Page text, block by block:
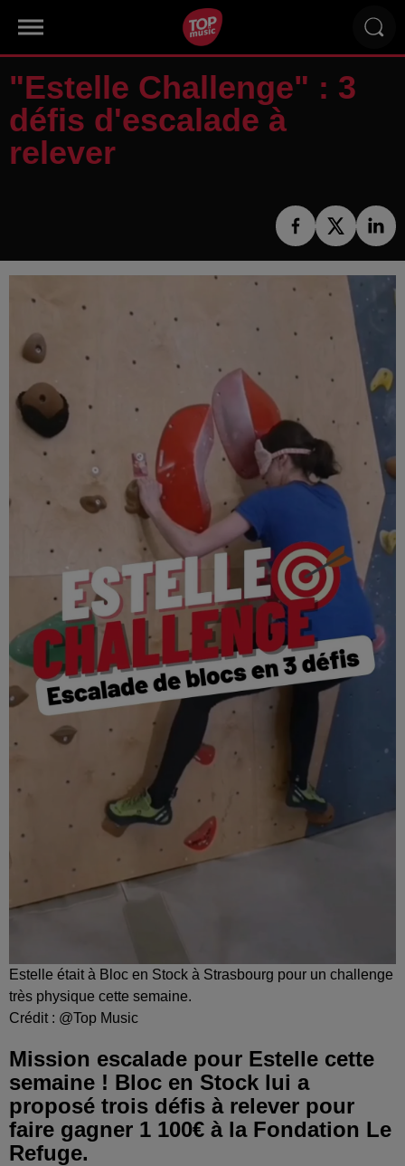
"Estelle Challenge" : 3
défis d'escalade à
relever
Estelle était à Bloc en Stock à Strasbourg pour un challenge
très physique cette semaine.
Crédit : @Top Music
Mission escalade pour Estelle cette
semaine ! Bloc en Stock lui a
proposé trois défis à relever pour
faire gagner 1 100€ à la Fondation Le
Refuge.